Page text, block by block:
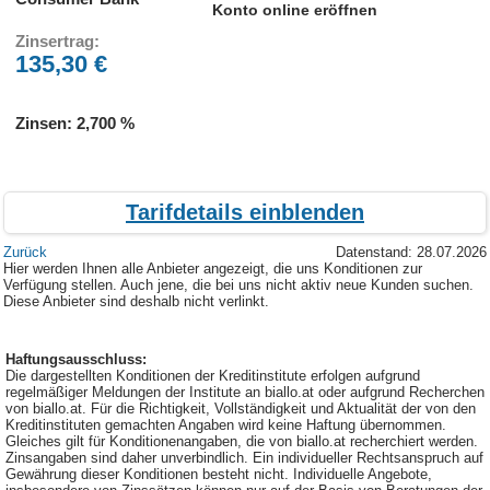
Zinsertrag:
135,30 €
Zinsen: 2,700 %
Konto online eröffnen
Tarifdetails ein blenden
Datenstand: 28.07.2026
Zurück
Hier werden Ihnen alle Anbieter angezeigt, die uns Konditionen zur
Verfügung stellen. Auch jene, die bei uns nicht aktiv neue Kunden suchen.
Diese Anbieter sind deshalb nicht verlinkt.
Haftungsausschluss:
Die dargestellten Konditionen der Kreditinstitute erfolgen aufgrund
regelmäßiger Meldungen der Institute an biallo.at oder aufgrund Recherchen
von biallo.at. Für die Richtigkeit, Vollständigkeit und Aktualität der von den
Kreditinstituten gemachten Angaben wird keine Haftung übernommen.
Gleiches gilt für Konditionenangaben, die von biallo.at recherchiert werden.
Zinsangaben sind daher unverbindlich. Ein individueller Rechtsanspruch auf
Gewährung dieser Konditionen besteht nicht. Individuelle Angebote,